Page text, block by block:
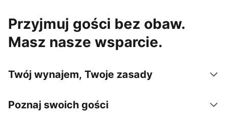
Przyjmuj gości bez obaw.
Masz nasze wsparcie.
Twój wynajem, Twoje zasady
Poznaj swoich gości